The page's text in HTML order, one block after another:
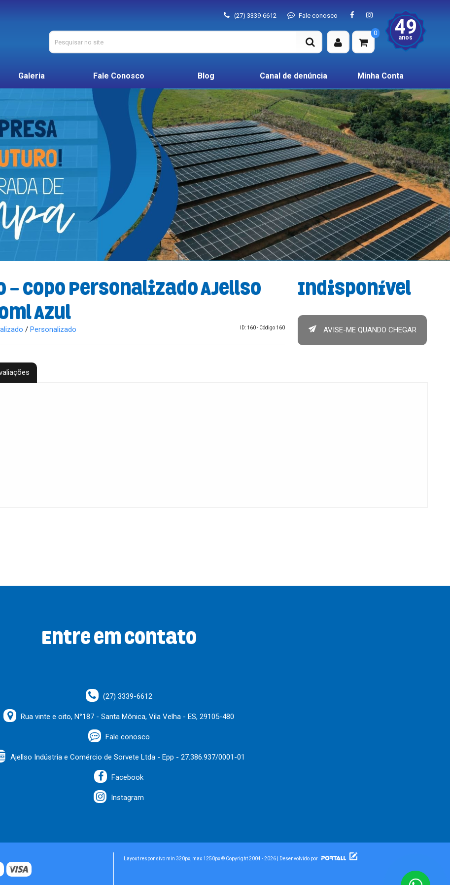
(27) 3339-6612 Fale conosco
0 49
anos
Galeria Fale Conosco Blog Canal de denúncia Minha Conta
- Copo Personalizado Ajellso
Azul
/ Personalizado ID: 160 - Código 160
Indisponível
AVISE-ME QUANDO CHEGAR
Entre em contato
(27) 3339-6612
Rua vinte e oito, N°187 - Santa Mônica, Vila Velha - ES, 29105-480
Fale conosco
Ajellso Indústria e Comércio de Sorvete Ltda - Epp - 27.386.937/0001-01
Facebook
Instagram
Layout responsivo min 320px, max 1250px © Copyright 2004 - 2026 | Desenvolvido por